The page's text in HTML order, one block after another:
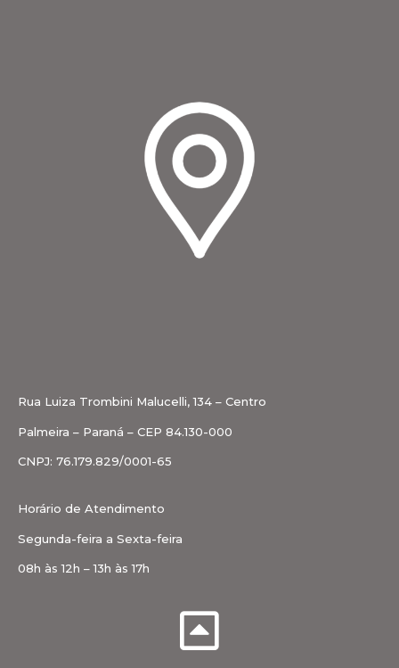
Rua Luiza Trombini Malucelli, 134 – Centro
Palmeira – Paraná – CEP 84.130-000
CNPJ: 76.179.829/0001-65
Horário de Atendimento
Segunda-feira a Sexta-feira
08h às 12h – 13h às 17h